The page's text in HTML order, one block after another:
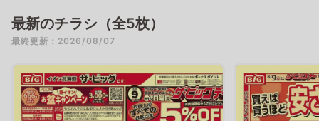
最新のチラシ（全5枚）
最終更新：2026/08/07